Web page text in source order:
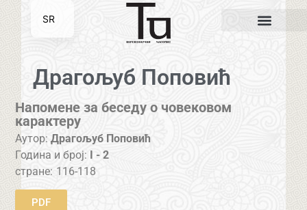
Драгољуб Поповић
Напомене за беседу о човековом
карактеру
Аутор: Драгољуб Поповић
Година и број: I - 2
стране: 116-118
PDF
SR
EN